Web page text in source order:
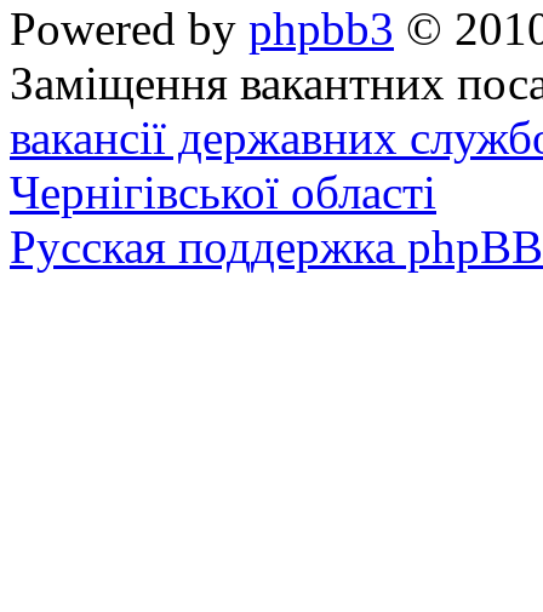
Powered by phpbb3 ©
Заміщення вакантних
вакансії державних
Чернігівської області
Русская поддержка phpBB